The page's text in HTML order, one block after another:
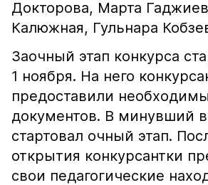
Докторова, Марта
Калюжная, Гульнара
Заочный этап конкурса
1 ноября. На него
предоставили
документов. В минувший
стартовал очный этап.
открытия конкурсантки
свои педагогические